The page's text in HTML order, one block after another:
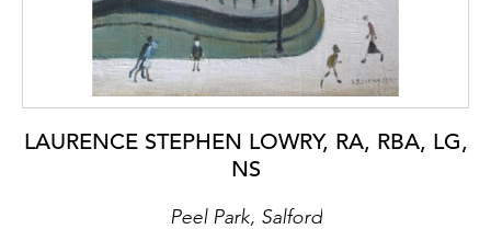
LAURENCE STEPHEN LOWRY, RA, RBA, LG,
NS
Peel Park, Salford